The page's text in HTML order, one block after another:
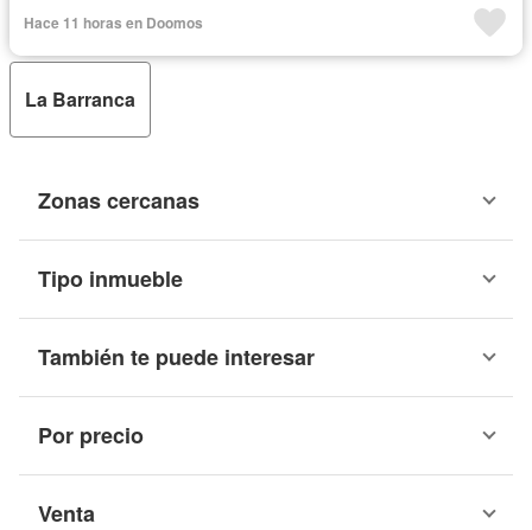
Hace 11 horas en Doomos
La Barranca
Zonas cercanas
Tipo inmueble
También te puede interesar
Por precio
Venta